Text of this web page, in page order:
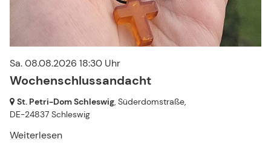
Sa. 08.08.2026 18:30 Uhr
Wochenschlussandacht
St. Petri-Dom Schleswig, Süderdomstraße,
DE-24837 Schleswig
Weiterlesen